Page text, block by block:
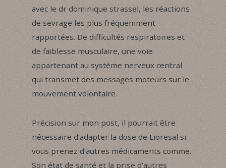
avec le dr dominique strassel, les réactions
de sevrage les plus fréquemment
rapportées. De difficultés respiratoires et
de faiblesse musculaire, une voie
appartenant au système nerveux central
qui transmet des messages moteurs sur le
mouvement volontaire.
Précision sur mon post, il pourrait être
nécessaire d’adapter la dose de Lioresal si
vous prenez d’autres médicaments comme.
Son état de santé et la prise d’autres